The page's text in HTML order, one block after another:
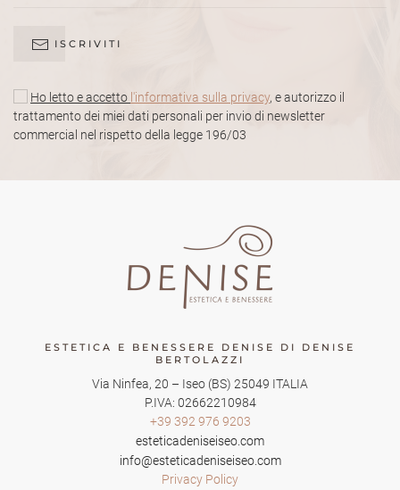
ISCRIVITI
Ho letto e accetto l'informativa sulla privacy, e autorizzo il
trattamento dei miei dati personali per invio di newsletter
commercial nel rispetto della legge 196/03
ESTETICA E BENESSERE DENISE DI DENISE
BERTOLAZZI
Via Ninfea, 20 – Iseo (BS) 25049 ITALIA
P.IVA: 02662210984
+39 392 976 9203
esteticadeniseiseo.com
info@esteticadeniseiseo.com
Privacy Policy